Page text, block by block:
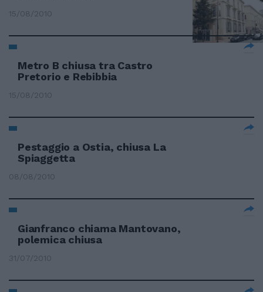
15/08/2010
Metro B chiusa tra Castro
Pretorio e Rebibbia
15/08/2010
Pestaggio a Ostia, chiusa La
Spiaggetta
08/08/2010
Gianfranco chiama Mantovano,
polemica chiusa
31/07/2010